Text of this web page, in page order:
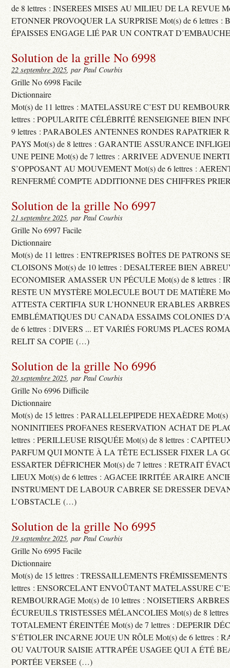
de 8 lettres : INSEREES MISES AU MILIEU DE LA REVUE
ETONNER PROVOQUER LA SURPRISE Mot(s) de 6 lettres :
ÉPAISSES ENGAGE LIÉ PAR UN CONTRAT
Solution de la grille No 6998
22 septembre 2025, par Paul Courbis
Grille No 6998 Facile
Dictionnaire
Mot(s) de 11 lettres : MATELASSURE C’EST DU
lettres : POPULARITE CÉLÉBRITÉ RENSEIGNEE BIEN
9 lettres : PARABOLES ANTENNES RONDES RAPATRIER
PAYS Mot(s) de 8 lettres : GARANTIE ASSURANCE
UNE PEINE Mot(s) de 7 lettres : ARRIVEE ADVENUE
S’OPPOSANT AU MOUVEMENT Mot(s) de 6 lettres :
RENFERMÉ COMPTE ADDITIONNE DES CHIFFRES
Solution de la grille No 6997
21 septembre 2025, par Paul Courbis
Grille No 6997 Facile
Dictionnaire
Mot(s) de 11 lettres : ENTREPRISES BOÎTES DE PATRONS
CLOISONS Mot(s) de 10 lettres : DESALTEREE BIEN
ECONOMISER AMASSER UN PÉCULE Mot(s) de 8 lettres :
RESTE UN MYSTÈRE MOLECULE BOUT DE MATIÈRE
ATTESTA CERTIFIA SUR L’HONNEUR ERABLES ARBRES
EMBLÉMATIQUES DU CANADA ESSAIMS COLONIES
de 6 lettres : DIVERS ... ET VARIÉS FORUMS PLACES
RELIT SA COPIE (…)
Solution de la grille No 6996
20 septembre 2025, par Paul Courbis
Grille No 6996 Difficile
Dictionnaire
Mot(s) de 15 lettres : PARALLELEPIPEDE HEXAÈDRE Mot(s)
NONINITIEES PROFANES RESERVATION ACHAT DE
lettres : PERILLEUSE RISQUÉE Mot(s) de 8 lettres :
PARFUM QUI MONTE À LA TÊTE ECLISSER FIXER LA
ESSARTER DÉFRICHER Mot(s) de 7 lettres : RETRAIT
LIEUX Mot(s) de 6 lettres : AGACEE IRRITÉE ARAIRE
INSTRUMENT DE LABOUR CABRER SE DRESSER
L’OBSTACLE (…)
Solution de la grille No 6995
19 septembre 2025, par Paul Courbis
Grille No 6995 Facile
Dictionnaire
Mot(s) de 15 lettres : TRESSAILLEMENTS FRÉMISSEMENTS
lettres : ENSORCELANT ENVOÛTANT MATELASSURE
REMBOURRAGE Mot(s) de 10 lettres : NOISETIERS
ÉCUREUILS TRISTESSES MÉLANCOLIES Mot(s) de 8
TOTALEMENT ÉREINTÉE Mot(s) de 7 lettres : DEPERIR
S’ÉTIOLER INCARNE JOUE UN RÔLE Mot(s) de 6 lettres :
OU VAUTOUR SAISIE ATTRAPÉE USAGEE QUI A ÉTÉ
PORTÉE VERSEE (…)